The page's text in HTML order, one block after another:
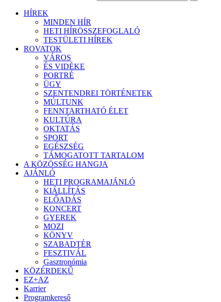
HÍREK
MINDEN HÍR
HETI HÍRÖSSZEFOGLALÓ
TESTÜLETI HÍREK
ROVATOK
VÁROS
ÉS VIDÉKE
PORTRÉ
ÜGY
SZENTENDREI TÖRTÉNETEK
MÚLTUNK
FENNTARTHATÓ ÉLET
KULTÚRA
OKTATÁS
SPORT
EGÉSZSÉG
TÁMOGATOTT TARTALOM
A KÖZÖSSÉG HANGJA
AJÁNLÓ
HETI PROGRAMAJÁNLÓ
KIÁLLÍTÁS
ELŐADÁS
KONCERT
GYEREK
MOZI
KÖNYV
SZABADTÉR
FESZTIVÁL
Gasztronómia
KÖZÉRDEKŰ
EZ+AZ
Karrier
Programkereső